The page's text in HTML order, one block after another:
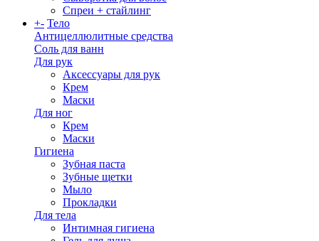
Спреи + стайлинг
+- Тело
Антицеллюлитные средства
Соль для ванн
Для рук
Аксессуары для рук
Крем
Маски
Для ног
Крем
Маски
Гигиена
Зубная паста
Зубные щетки
Мыло
Прокладки
Для тела
Интимная гигиена